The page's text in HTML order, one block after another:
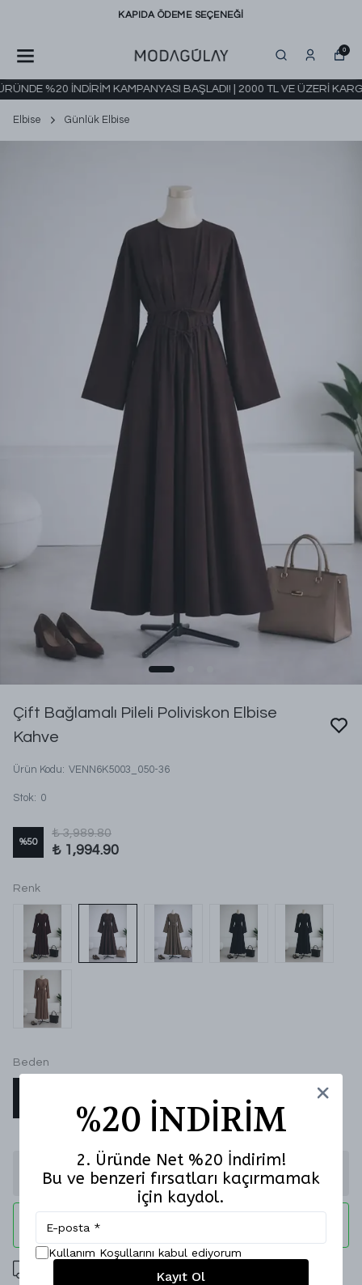
KAPIDA ÖDEME SEÇENEĞİ
0
%20 İNDİRİM KAMPANYASI BAŞLADI! | 2000 TL VE ÜZERİ KARGO
Elbise Günlük Elbise
Çift Bağlamalı Pileli Poliviskon Elbise
Kahve
Ürün Kodu: VENN6K5003_050-36
Stok: 0
%50
₺ 3,989.80
₺ 1,994.90
Renk
Beden
Stoğa Gelince Haber Ver
%20 İNDİRİM
2. Üründe Net %20 İndirim!
Bu ve benzeri fırsatları kaçırmamak
için kaydol.
Kullanım Koşullarını kabul ediyorum
Kayıt Ol